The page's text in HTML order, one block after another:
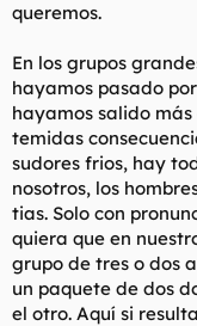
queremos.
En los grupos
hayamos pasado
hayamos salido
temidas
sudores frios, hay
nosotros, los
tias. Solo con
quiera que en
grupo de tres o dos
un paquete de dos
el otro. Aquí si